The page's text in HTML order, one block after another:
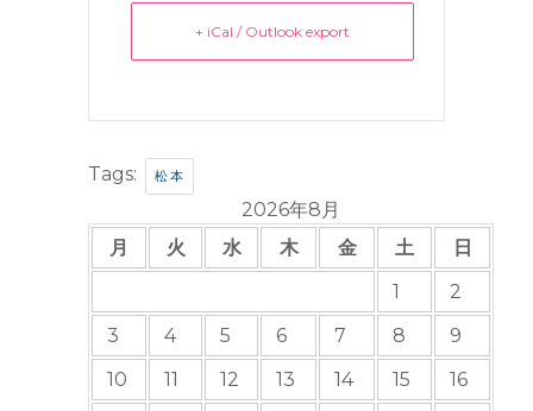
+ iCal / Outlook export
Tags: 松本
2026年8月
月
火 水 木 金 土
日
1
2
3
4 5 6 7 8
9
10
11 12 13 14 15
16